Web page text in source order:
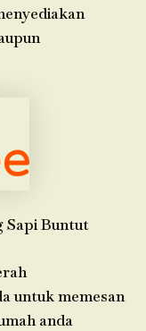
Sapi Buntut
untuk memesan
anda